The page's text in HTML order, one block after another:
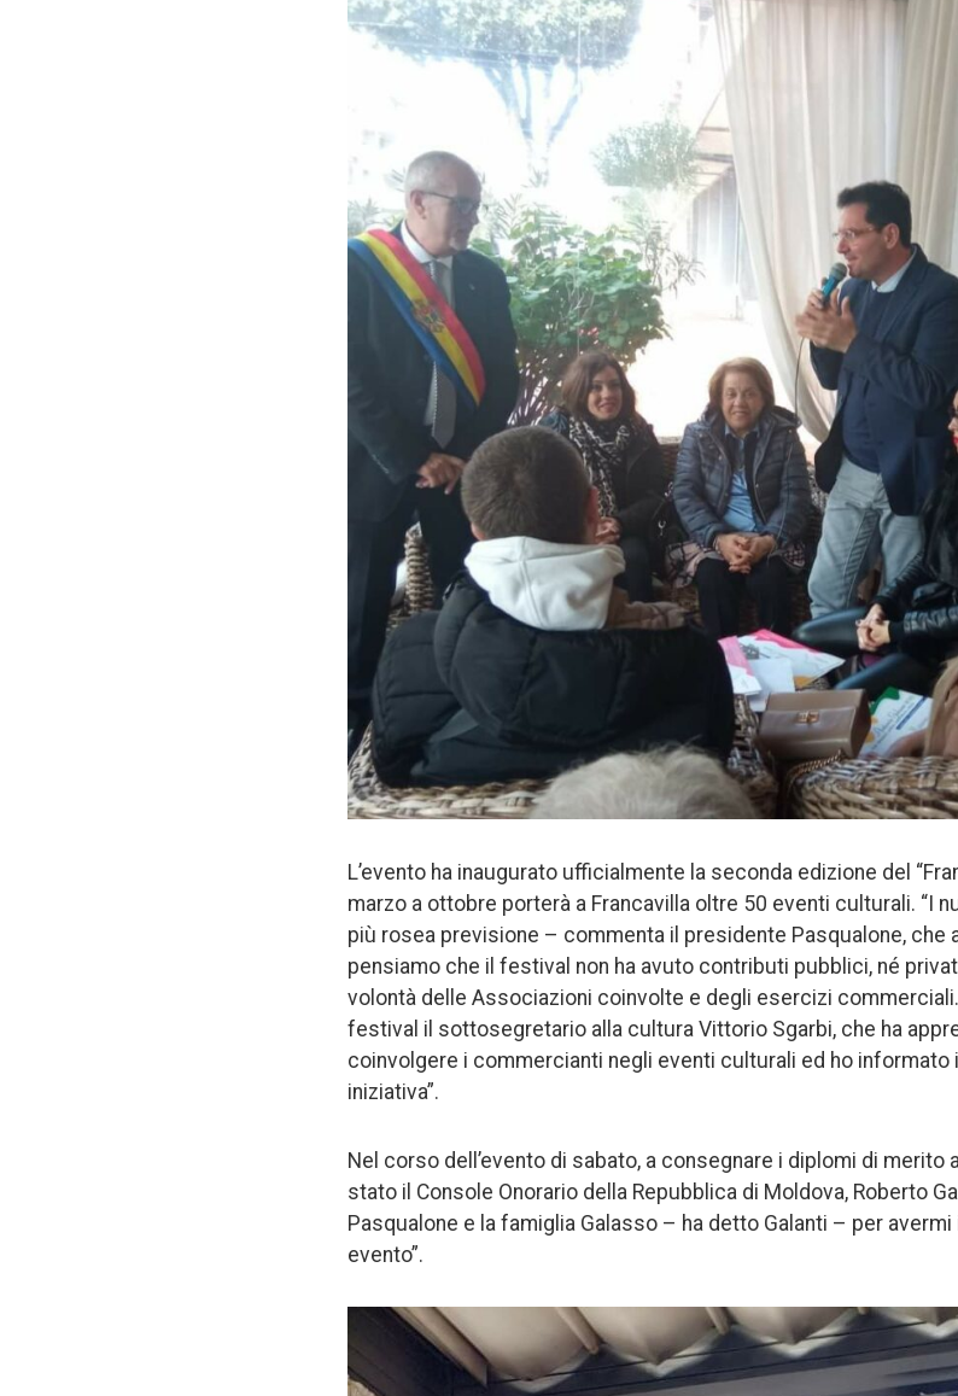
L’evento ha inaugurato ufficialmente la seconda edizione del
marzo a ottobre porterà a Francavilla oltre 50 eventi culturali. “I
più rosea previsione – commenta il presidente Pasqualone,
pensiamo che il festival non ha avuto contributi pubblici, né
volontà delle Associazioni coinvolte e degli esercizi
festival il sottosegretario alla cultura Vittorio Sgarbi, che ha
coinvolgere i commercianti negli eventi culturali ed ho informato
iniziativa”.
Nel corso dell’evento di sabato, a consegnare i diplomi di merito
stato il Console Onorario della Repubblica di Moldova, Roberto
Pasqualone e la famiglia Galasso – ha detto Galanti – per
evento”.